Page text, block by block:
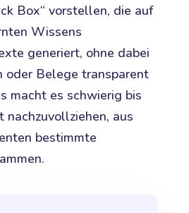
Box“ vorstellen, die auf
Wissens
generiert, ohne dabei
oder Belege transparent
macht es schwierig bis
nachzuvollziehen, aus
bestimmte